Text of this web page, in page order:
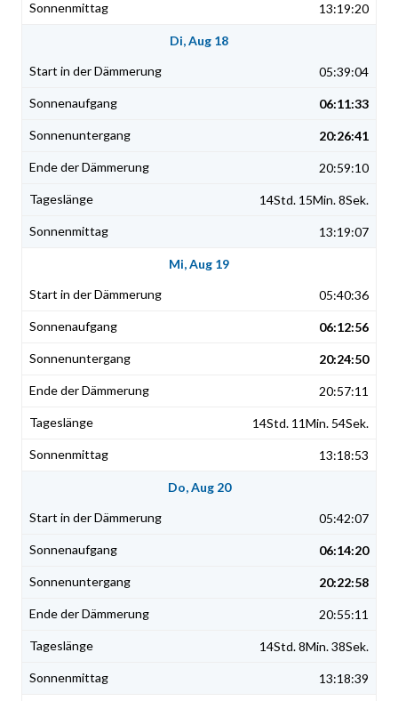
13:19:20
Di, Aug 18
05:39:04
06:11:33
20:26:41
20:59:10
14Std. 15Min. 8Sek.
13:19:07
Mi, Aug 19
05:40:36
06:12:56
20:24:50
20:57:11
14Std. 11Min. 54Sek.
13:18:53
Do, Aug 20
05:42:07
06:14:20
20:22:58
20:55:11
14Std. 8Min. 38Sek.
13:18:39